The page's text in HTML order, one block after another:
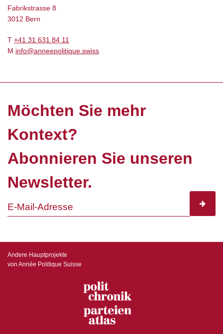
Fabrikstrasse 8
3012 Bern
T +41 31 631 84 11
M info@anneepolitique.swiss
Möchten Sie mehr
Kontext?
Abonnieren Sie unseren
Newsletter.
Andere Hauptprojekte
von Année Politique Suisse